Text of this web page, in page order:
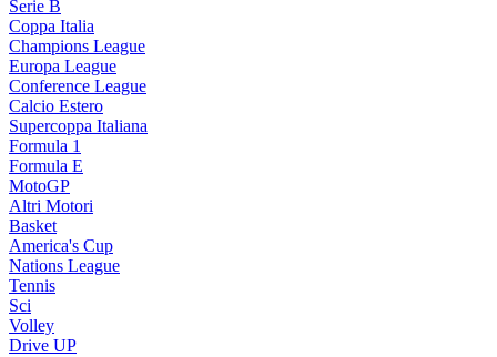
Serie B
Coppa Italia
Champions League
Europa League
Conference League
Calcio Estero
Supercoppa Italiana
Formula 1
Formula E
MotoGP
Altri Motori
Basket
America's Cup
Nations League
Tennis
Sci
Volley
Drive UP